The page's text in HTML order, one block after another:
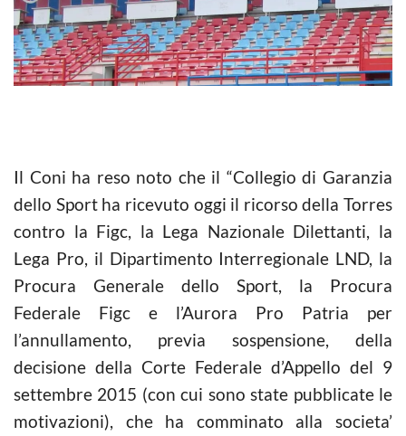
Il Coni ha reso noto che il “Collegio di Garanzia
dello Sport ha ricevuto oggi il ricorso della Torres
contro la Figc, la Lega Nazionale Dilettanti, la
Lega Pro, il Dipartimento Interregionale LND, la
Procura Generale dello Sport, la Procura
Federale Figc e l’Aurora Pro Patria per
l’annullamento, previa sospensione, della
decisione della Corte Federale d’Appello del 9
settembre 2015 (con cui sono state pubblicate le
motivazioni), che ha comminato alla societa’